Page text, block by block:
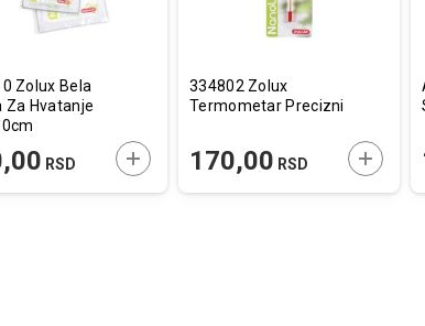
Zolux Bela
Za Hvatanje
RSD DODAJTE U KORPU
334802 Zolux
Termometar Precizni
170,00 RSD